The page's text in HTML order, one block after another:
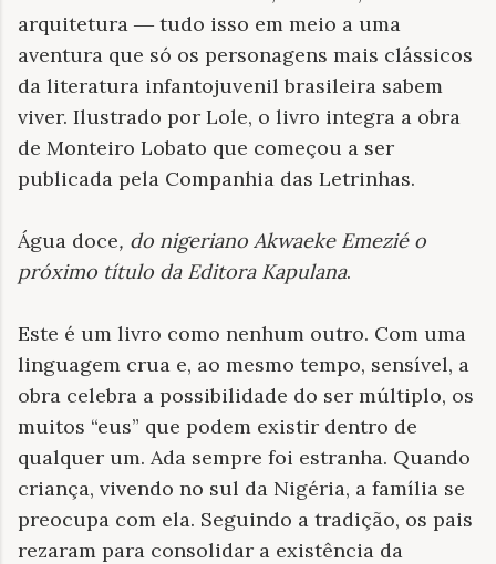
arquitetura ― tudo isso em meio a uma
aventura que só os personagens mais clássicos
da literatura infantojuvenil brasileira sabem
viver. Ilustrado por Lole, o livro integra a obra
de Monteiro Lobato que começou a ser
publicada pela Companhia das Letrinhas.
Água doce, do nigeriano Akwaeke Emezié o
próximo título da Editora Kapulana.
Este é um livro como nenhum outro. Com uma
linguagem crua e, ao mesmo tempo, sensível, a
obra celebra a possibilidade do ser múltiplo, os
muitos “eus” que podem existir dentro de
qualquer um. Ada sempre foi estranha. Quando
criança, vivendo no sul da Nigéria, a família se
preocupa com ela. Seguindo a tradição, os pais
rezaram para consolidar a existência da